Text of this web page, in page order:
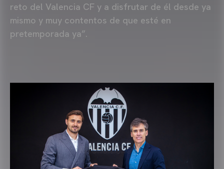
reto del Valencia CF y a disfrutar de él desde ya
mismo y muy contentos de que esté en
pretemporada ya”.